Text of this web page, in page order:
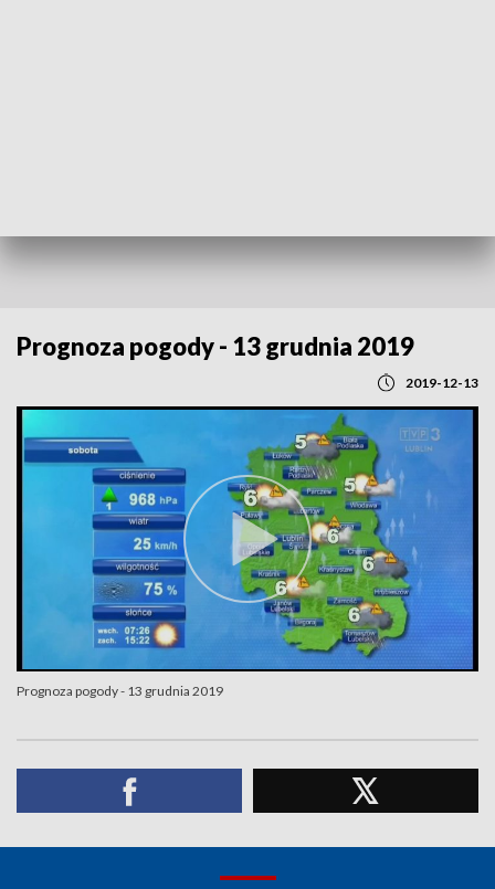
Prognoza pogody - 13 grudnia 2019
2019-12-13
Prognoza pogody - 13 grudnia 2019